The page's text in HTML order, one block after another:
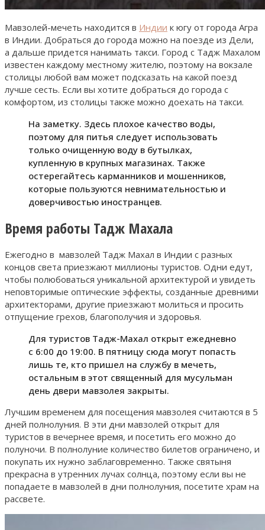
Мавзолей-мечеть находится в Индии к югу от города Агра
в Индии. Добраться до города можно на поезде из Дели,
а дальше придется нанимать такси. Город с Тадж Махалом
известен каждому местному жителю, поэтому на вокзале
столицы любой вам может подсказать на какой поезд
лучше сесть. Если вы хотите добраться до города с
комфортом, из столицы также можно доехать на такси.
На заметку. Здесь плохое качество воды,
поэтому для питья следует использовать
только очищенную воду в бутылках,
купленную в крупных магазинах. Также
остерегайтесь карманников и мошенников,
которые пользуются невнимательностью и
доверчивостью иностранцев.
Время работы Тадж Махала
Ежегодно в мавзолей Тадж Махал в Индии с разных
концов света приезжают миллионы туристов. Одни едут,
чтобы полюбоваться уникальной архитектурой и увидеть
неповторимые оптические эффекты, созданные древними
архитекторами, другие приезжают молиться и просить
отпущение грехов, благополучия и здоровья.
Для туристов Тадж-Махал открыт ежедневно
с 6:00 до 19:00. В пятницу сюда могут попасть
лишь те, кто пришел на службу в мечеть,
остальным в этот священный для мусульман
день двери мавзолея закрыты.
Лучшим временем для посещения мавзолея считаются в 5
дней полнолуния. В эти дни мавзолей открыт для
туристов в вечернее время, и посетить его можно до
полуночи. В полнолуние количество билетов ограничено, и
покупать их нужно заблаговременно. Также святыня
прекрасна в утренних лучах солнца, поэтому если вы не
попадаете в мавзолей в дни полнолуния, посетите храм на
рассвете.